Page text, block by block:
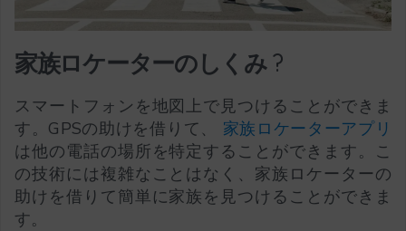
家族ロケーターのしくみ?
スマートフォンを地図上で見つけることができま
す。GPSの助けを借りて、 家族ロケーターアプリ
は他の電話の場所を特定することができます。こ
の技術には複雑なことはなく、家族ロケーターの
助けを借りて簡単に家族を見つけることができま
す。